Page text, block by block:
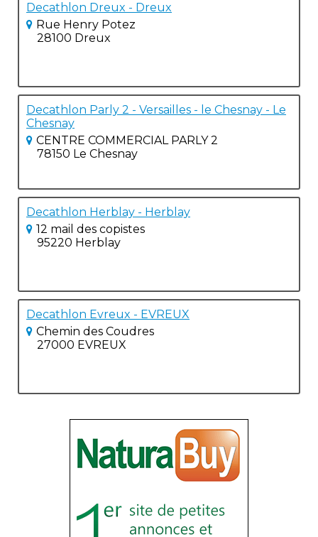
Decathlon Dreux - Dreux
Rue Henry Potez
28100 Dreux
Decathlon Parly 2 - Versailles - le Chesnay - Le
Chesnay
CENTRE COMMERCIAL PARLY 2
78150 Le Chesnay
Decathlon Herblay - Herblay
12 mail des copistes
95220 Herblay
Decathlon Evreux - EVREUX
Chemin des Coudres
27000 EVREUX